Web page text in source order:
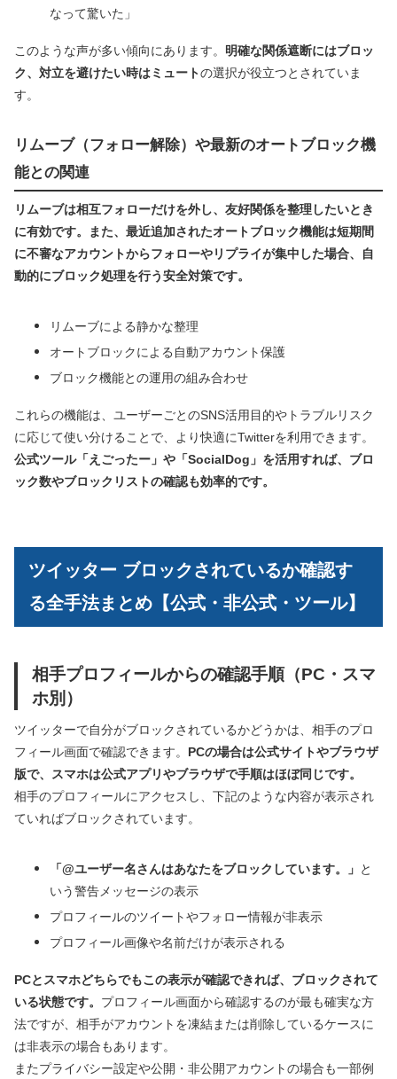
なって驚いた」
このような声が多い傾向にあります。 明確な関係遮断にはブロッ
ク、対立を避けたい時はミュートの選択が役立つとされていま
す。
リムーブ（フォロー解除）や最新のオートブロック機
能との関連
リムーブは相互フォローだけを外し、友好関係を整理したいとき
に有効です。また、最近追加されたオートブロック機能は短期間
に不審なアカウントからフォローやリプライが集中した場合、自
動的にブロック処理を行う安全対策です。
リムーブによる静かな整理
オートブロックによる自動アカウント保護
ブロック機能との運用の組み合わせ
これらの機能は、ユーザーごとのSNS活用目的やトラブルリスク
に応じて使い分けることで、より快適にTwitterを利用できます。
公式ツール「えごったー」や「SocialDog」を活用すれば、ブロ
ック数やブロックリストの確認も効率的です。
ツイッター ブロックされているか確認す
る全手法まとめ【公式・非公式・ツール】
相手プロフィールからの確認手順（PC・スマ
ホ別）
ツイッターで自分がブロックされているかどうかは、相手のプロ
フィール画面で確認できます。 PCの場合は公式サイトやブラウザ
版で、スマホは公式アプリやブラウザで手順はほぼ同じです。
相手のプロフィールにアクセスし、下記のような内容が表示され
ていればブロックされています。
「@ユーザー名さんはあなたをブロックしています。」 と
いう警告メッセージの表示
プロフィールのツイートやフォロー情報が非表示
プロフィール画像や名前だけが表示される
PCとスマホどちらでもこの表示が確認できれば、ブロックされて
いる状態です。 プロフィール画面から確認するのが最も確実な方
法ですが、相手がアカウントを凍結または削除しているケースに
は非表示の場合もあります。
またプライバシー設定や公開・非公開アカウントの場合も一部例